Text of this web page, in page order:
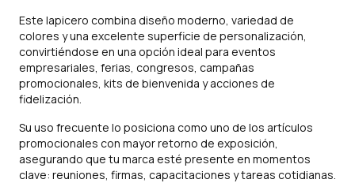
Este lapicero combina diseño moderno, variedad de
colores y una excelente superficie de personalización,
convirtiéndose en una opción ideal para eventos
empresariales, ferias, congresos, campañas
promocionales, kits de bienvenida y acciones de
fidelización.
Su uso frecuente lo posiciona como uno de los artículos
promocionales con mayor retorno de exposición,
asegurando que tu marca esté presente en momentos
clave: reuniones, firmas, capacitaciones y tareas cotidianas.